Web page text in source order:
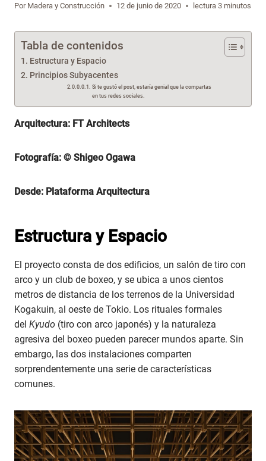
Por Madera y Construcción 12 de junio de 2020 lectura 3 minutos
Tabla de contenidos
Estructura y Espacio
Principios Subyacentes
Si te gustó el post, estaría genial que la compartas
en tus redes sociales.
Arquitectura: FT Architects
Fotografía: © Shigeo Ogawa
Desde: Plataforma Arquitectura
Estructura y Espacio
El proyecto consta de dos edificios, un salón de tiro con
arco y un club de boxeo, y se ubica a unos cientos
metros de distancia de los terrenos de la Universidad
Kogakuin, al oeste de Tokio. Los rituales formales
del Kyudo (tiro con arco japonés) y la naturaleza
agresiva del boxeo pueden parecer mundos aparte. Sin
embargo, las dos instalaciones comparten
sorprendentemente una serie de características
comunes.